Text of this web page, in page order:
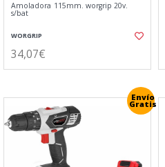
Amoladora 115mm. worgrip 20v.
s/bat
WORGRIP
34,07€
Envío
Gratis